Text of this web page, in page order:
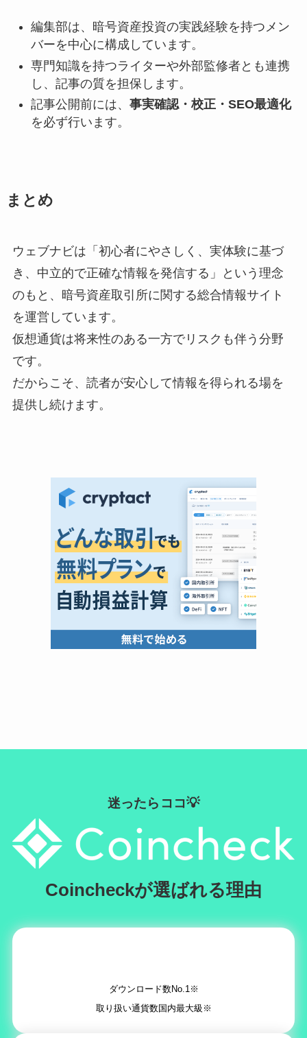
編集部は、暗号資産投資の実践経験を持つメン
バーを中心に構成しています。
専門知識を持つライターや外部監修者とも連携
し、記事の質を担保します。
記事公開前には、 事実確認・校正・SEO最適化
を必ず行います。
まとめ
ウェブナビは「初心者にやさしく、実体験に基づ
き、中立的で正確な情報を発信する」という理念
のもと、暗号資産取引所に関する総合情報サイト
を運営しています。
仮想通貨は将来性のある一方でリスクも伴う分野
です。
だからこそ、読者が安心して情報を得られる場を
提供し続けます。
迷ったらココ💡
Coincheckが選ばれる理由
ダウンロード数No.1※
取り扱い通貨数国内最大級※